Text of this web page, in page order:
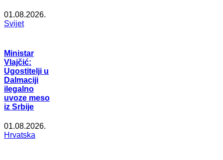
01.08.2026.
Svijet
Ministar
Vlajčić:
Ugostitelji u
Dalmaciji
ilegalno
uvoze meso
iz Srbije
01.08.2026.
Hrvatska